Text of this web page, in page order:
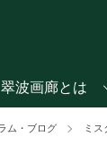
翠波画廊とは
ム・ブログ ミ